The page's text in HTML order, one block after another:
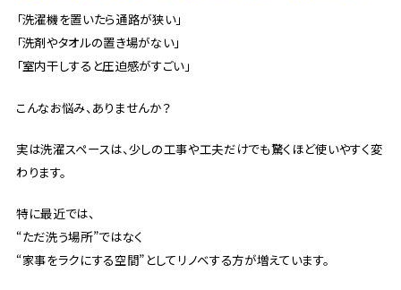
「洗濯機を置いたら通路が狭い」
「洗剤やタオルの置き場がない」
「室内干しすると圧迫感がすごい」
こんなお悩み、ありませんか？
実は洗濯スペースは、少しの工事や工夫だけでも驚くほど使いやすく変
わります。
特に最近では、
“ただ洗う場所”ではなく
“家事をラクにする空間”としてリノベする方が増えています。